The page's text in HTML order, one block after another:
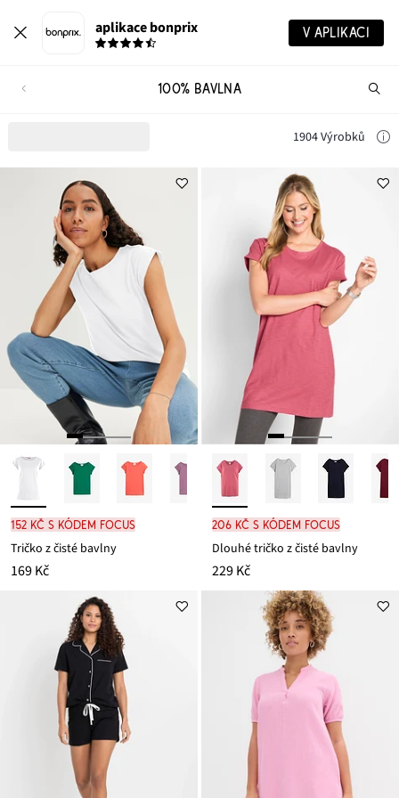
aplikace bonprix V APLIKACI
100% BAVLNA
1904 Výrobků
152 Kč s kódem FOCUS
Tričko z čisté bavlny
169 Kč
206 Kč s kódem FOCUS
Dlouhé tričko z čisté bavlny
229 Kč